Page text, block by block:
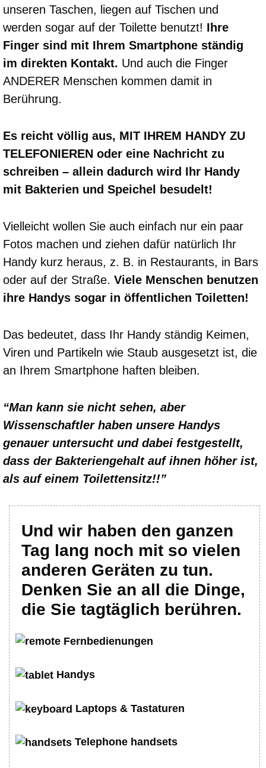
unseren Taschen, liegen auf Tischen und
werden sogar auf der Toilette benutzt! Ihre
Finger sind mit Ihrem Smartphone ständig
im direkten Kontakt. Und auch die Finger
ANDERER Menschen kommen damit in
Berührung.
Es reicht völlig aus, MIT IHREM HANDY ZU
TELEFONIEREN oder eine Nachricht zu
schreiben – allein dadurch wird Ihr Handy
mit Bakterien und Speichel besudelt!
Vielleicht wollen Sie auch einfach nur ein paar
Fotos machen und ziehen dafür natürlich Ihr
Handy kurz heraus, z. B. in Restaurants, in Bars
oder auf der Straße. Viele Menschen benutzen
ihre Handys sogar in öffentlichen Toiletten!
Das bedeutet, dass Ihr Handy ständig Keimen,
Viren und Partikeln wie Staub ausgesetzt ist, die
an Ihrem Smartphone haften bleiben.
“Man kann sie nicht sehen, aber
Wissenschaftler haben unsere Handys
genauer untersucht und dabei festgestellt,
dass der Bakteriengehalt auf ihnen höher ist,
als auf einem Toilettensitz!!”
Und wir haben den ganzen
Tag lang noch mit so vielen
anderen Geräten zu tun.
Denken Sie an all die Dinge,
die Sie tagtäglich berühren.
Fernbedienungen
Handys
Laptops & Tastaturen
Telephone handsets